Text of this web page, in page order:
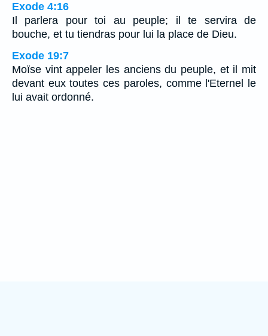
Exode 4:16
Il parlera pour toi au peuple; il te servira de
bouche, et tu tiendras pour lui la place de Dieu.
Exode 19:7
Moïse vint appeler les anciens du peuple, et il mit
devant eux toutes ces paroles, comme l'Eternel le
lui avait ordonné.